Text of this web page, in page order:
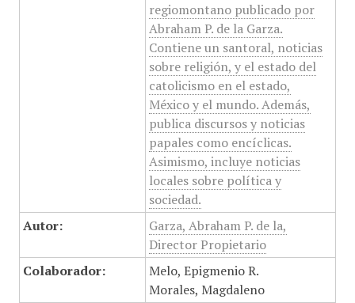
regiomontano publicado por
Abraham P. de la Garza.
Contiene un santoral, noticias
sobre religión, y el estado del
catolicismo en el estado,
México y el mundo. Además,
publica discursos y noticias
papales como encíclicas.
Asimismo, incluye noticias
locales sobre política y
sociedad.
Autor:
Garza, Abraham P. de la,
Director Propietario
Colaborador:
Melo, Epigmenio R.
Morales, Magdaleno